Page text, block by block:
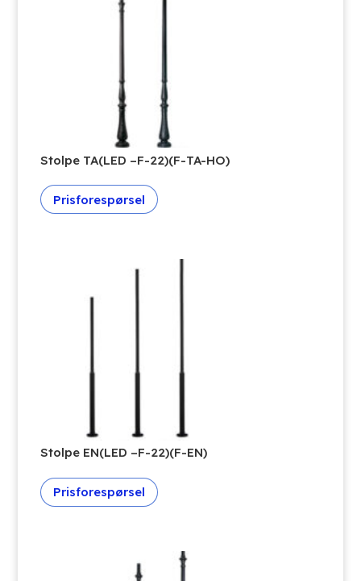
Stolpe TA(LED –F-22)(F-TA-HO)
Prisforespørsel
Stolpe EN(LED –F-22)(F-EN)
Prisforespørsel